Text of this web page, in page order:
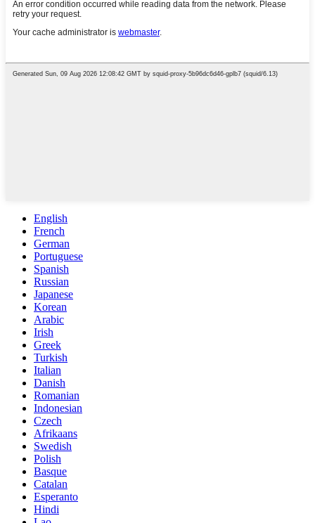
English
French
German
Portuguese
Spanish
Russian
Japanese
Korean
Arabic
Irish
Greek
Turkish
Italian
Danish
Romanian
Indonesian
Czech
Afrikaans
Swedish
Polish
Basque
Catalan
Esperanto
Hindi